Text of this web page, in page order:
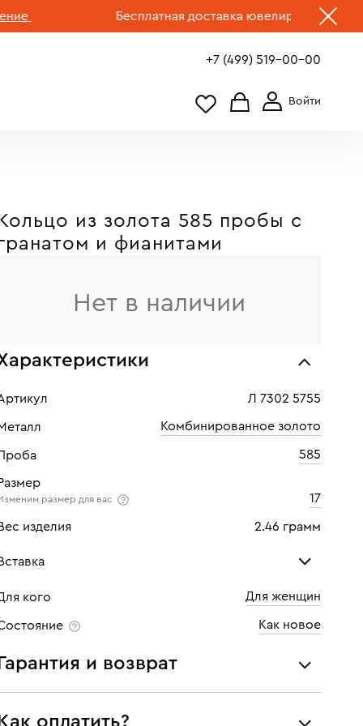
Бесплатная доставка ювелирных изделий по
+7 (499) 519-00-00
Кольцо из золота 585 пробы c
и фианитами
Нет в наличии
Л 7302 5755
Комбинированное золото
585
размер для вас 17
изделия 2.46 грамм
Гранат
Количество 1 шт
кого Для женщин
Как новое
Гарантия и возврат
предоставляем следующие гарантии:
Как оплатить?